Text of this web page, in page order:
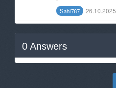
Sahl787 26.10.2025
0 Answers